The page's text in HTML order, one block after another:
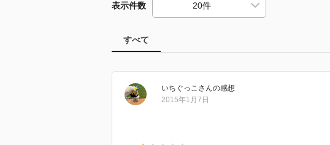
表示件数
すべて
いちぐっこ さんの感想
2015年1月7日